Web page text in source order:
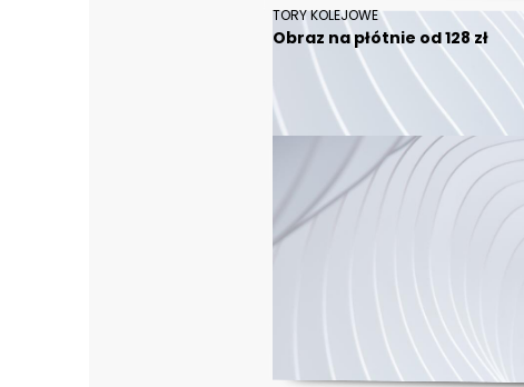
TORY KOLEJOWE
Obraz na płótnie od 128 zł